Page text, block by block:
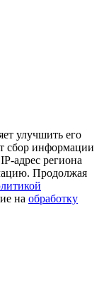
улучшить его
сбор информации
адрес региона
Продолжая
на обработку